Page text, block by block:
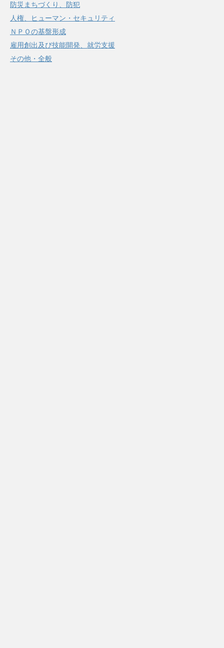
防災まちづくり、防犯
人権、ヒューマン・セキュリティ
ＮＰＯの基盤形成
雇用創出及び技能開発、就労支援
その他・全般